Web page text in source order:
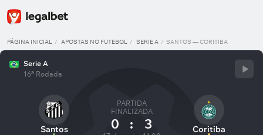
PÁGINA INICIAL APOSTAS NO FUTEBOL SERIE A SANTOS — CORITIBA
Serie A
16ª Rodada
Santos
PARTIDA
FINALIZADA
0 : 3 Coritiba